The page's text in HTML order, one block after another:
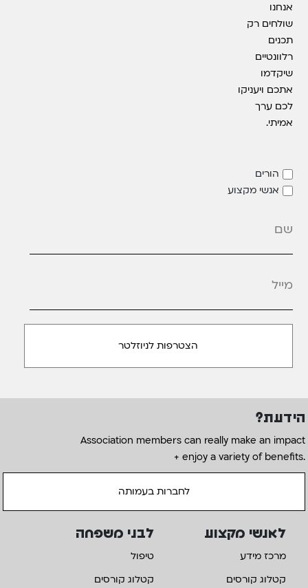
אנחנו
שולחים רק
תכנים
רלוונטיים
שיקדמו
אתכם ויעניקו
לכם ערך
אמיתי.
הורים
אנשי מקצוע
הידעת?
Association members can really make an impact
+ enjoy a variety of benefits.
לחברות בעמותה
לאנשי מקצוע
מרכז מידע
קטלוג קורסים
לבני משפחה
טיפול
קטלוג קורסים